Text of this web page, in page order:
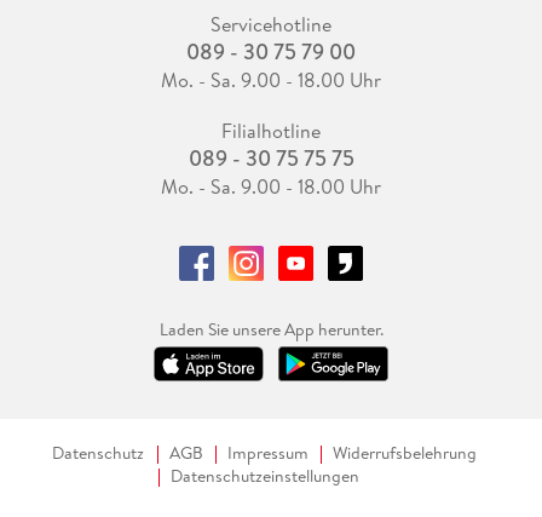
Servicehotline
089 - 30 75 79 00
Mo. - Sa. 9.00 - 18.00 Uhr
Filialhotline
089 - 30 75 75 75
Mo. - Sa. 9.00 - 18.00 Uhr
Laden Sie unsere App herunter.
Datenschutz AGB Impressum
Widerrufsbelehrung
Datenschutzeinstellungen